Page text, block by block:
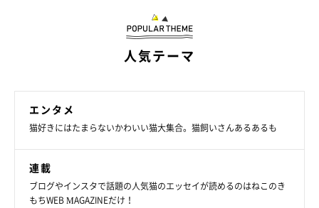
人気テーマ
エンタメ
猫好きにはたまらないかわいい猫大集合。猫飼いさんあるあるも
連載
ブログやインスタで話題の人気猫のエッセイが読めるのはねこのき
もちWEB MAGAZINEだけ！